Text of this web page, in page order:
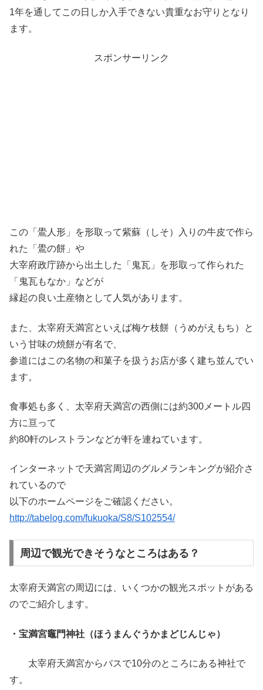
1年を通してこの日しか入手できない貴重なお守りとなり
ます。
スポンサーリンク
この「鷽人形」を形取って紫蘇（しそ）入りの牛皮で作ら
れた「鷽の餅」や
大宰府政庁跡から出土した「鬼瓦」を形取って作られた
「鬼瓦もなか」などが
縁起の良い土産物として人気があります。
また、太宰府天満宮といえば梅ケ枝餅（うめがえもち）と
いう甘味の焼餅が有名で、
参道にはこの名物の和菓子を扱うお店が多く建ち並んでい
ます。
食事処も多く、太宰府天満宮の西側には約300メートル四
方に亘って
約80軒のレストランなどが軒を連ねています。
インターネットで天満宮周辺のグルメランキングが紹介さ
れているので
以下のホームページをご確認ください。
http://tabelog.com/fukuoka/S8/S102554/
周辺で観光できそうなところはある？
太宰府天満宮の周辺には、いくつかの観光スポットがある
のでご紹介します。
・宝満宮竈門神社（ほうまんぐうかまどじんじゃ）
太宰府天満宮からバスで10分のところにある神社で
す。